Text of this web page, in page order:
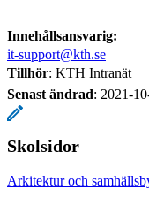
Innehållsansvarig:
it-support@kth.se
Tillhör: KTH Intranät
Senast ändrad: 2021-
Skolsidor
Arkitektur och